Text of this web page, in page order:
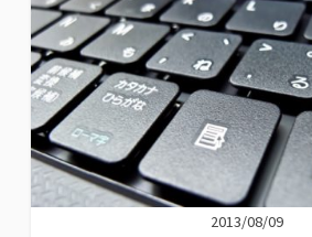
リ
ー
2013/08/09